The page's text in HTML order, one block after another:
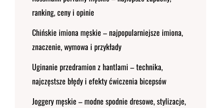
ranking, ceny i opinie
Chińskie imiona męskie – najpopularniejsze imiona,
znaczenie, wymowa i przykłady
Uginanie przedramion z hantlami – technika,
najczęstsze błędy i efekty ćwiczenia bicepsów
Joggery męskie – modne spodnie dresowe, stylizacje,